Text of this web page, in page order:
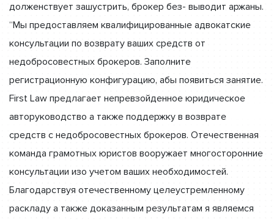
долженствует зашустрить, брокер без- выводит аржаны.
“Мы предоставляем квалифицированные адвокатские
консультации по возврату ваших средств от
недобросовестных брокеров. Заполните
регистрационную конфигурацию, абы появиться занятие.
First Law предлагает непревзойденное юридическое
авторуководство а также поддержку в возврате
средств с недобросовестных брокеров. Отечественная
команда грамотных юристов вооружает многосторонние
консультации изо учетом ваших необходимостей.
Благодарствуя отечественному целеустремленному
раскладу а также доказанным результатам я являемся